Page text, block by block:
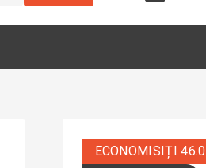
ECONOMISIȚI